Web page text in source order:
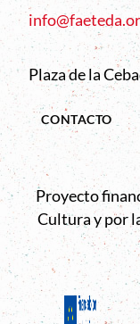
Plaza de la
CONTACTO
Proyecto
Cultura y por